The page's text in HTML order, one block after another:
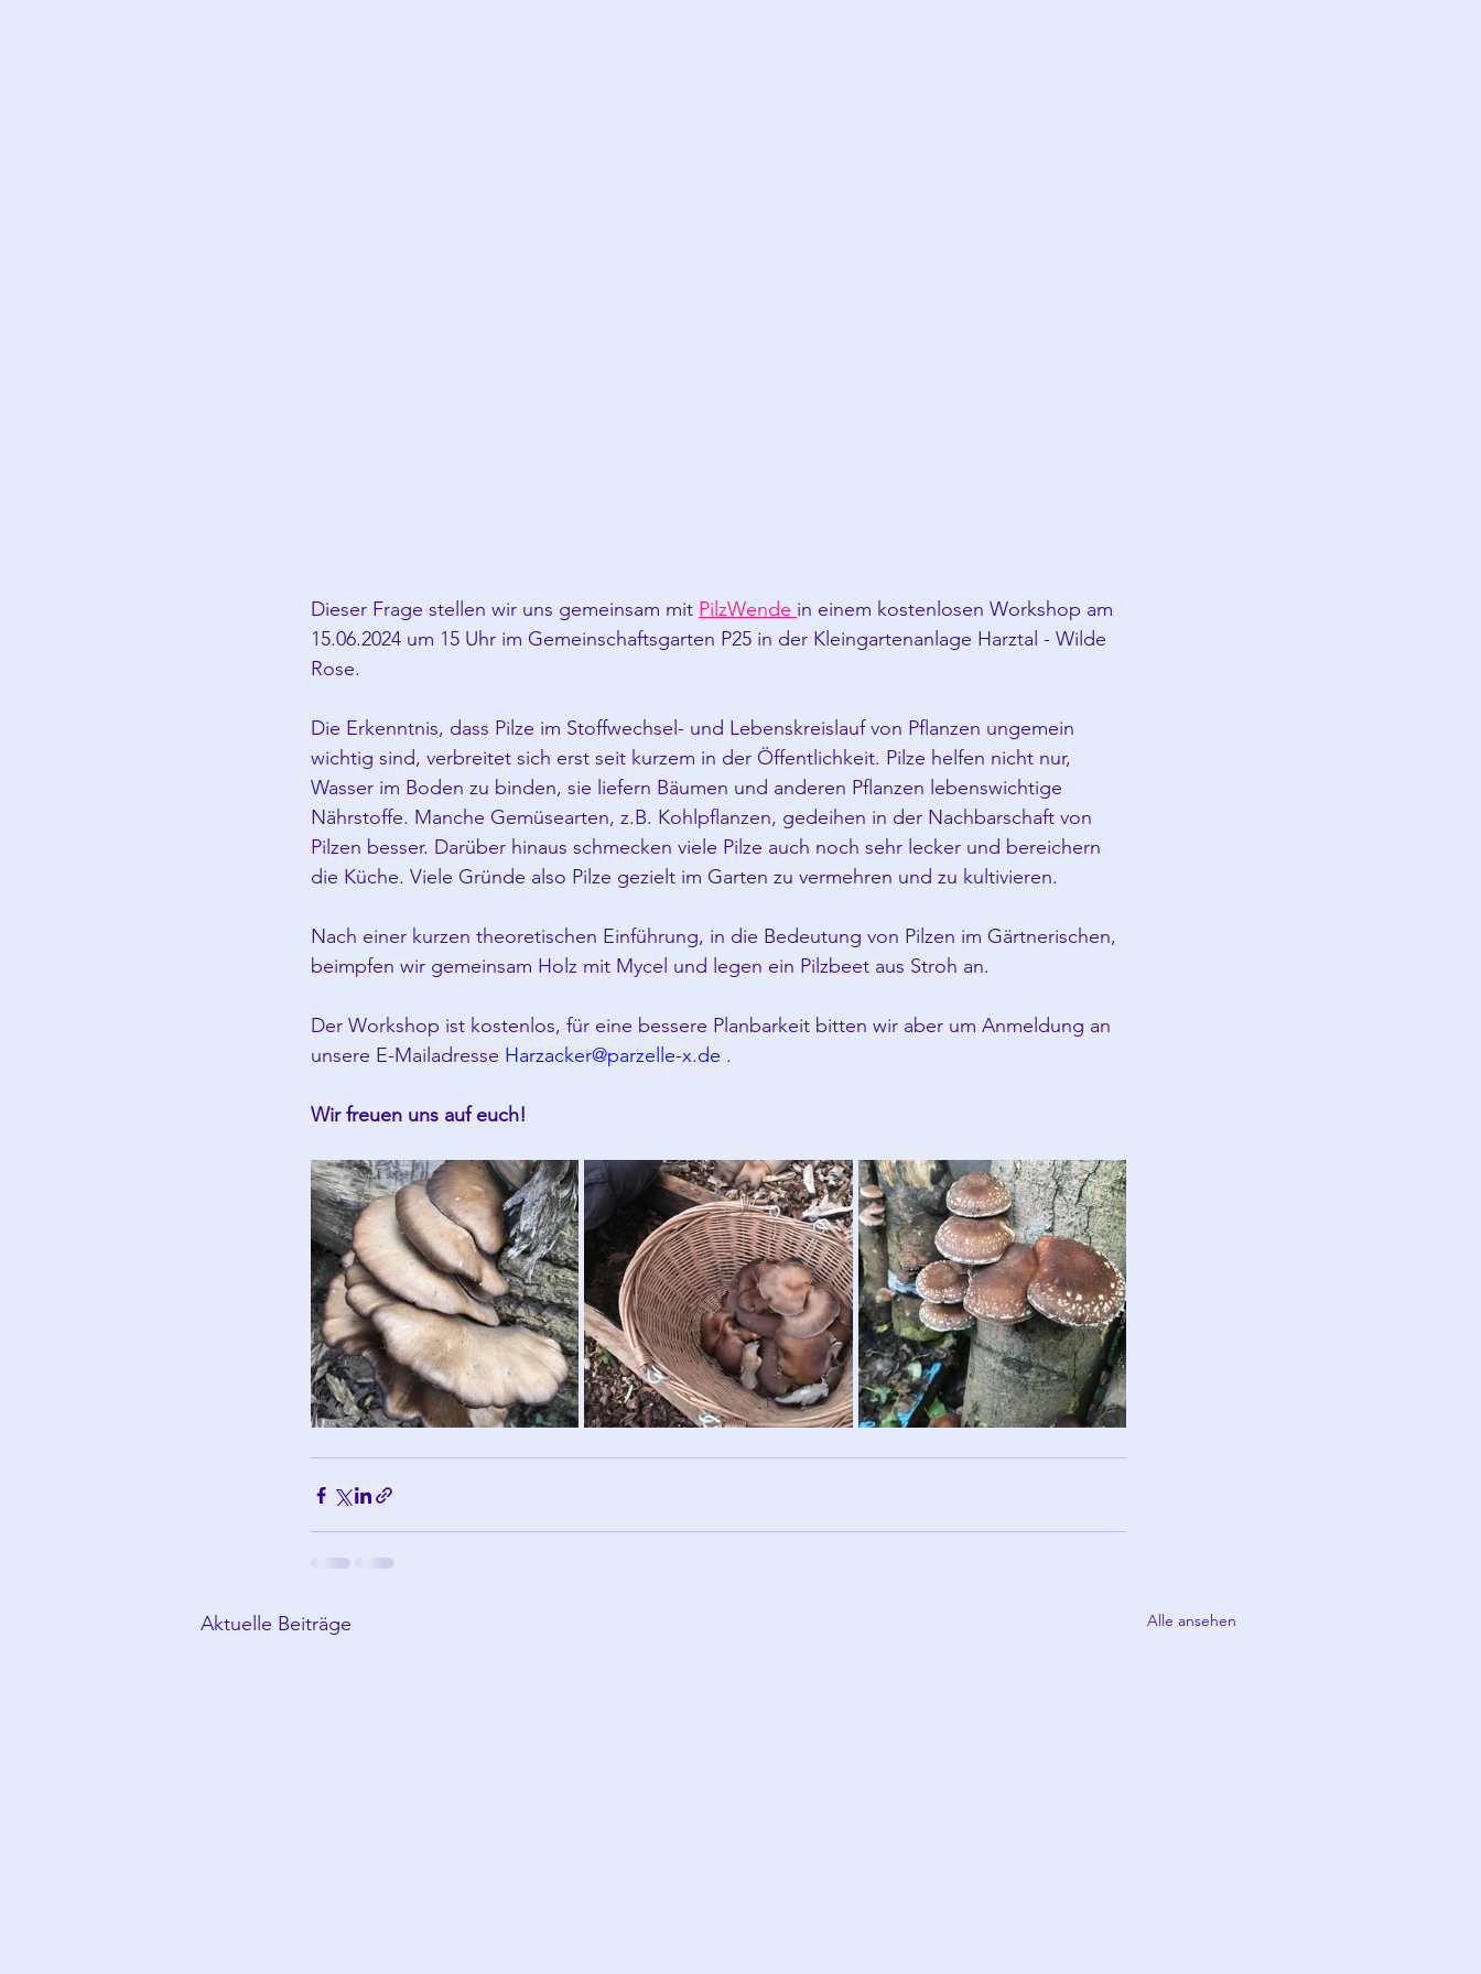
Dieser Frage stellen wir uns gemeinsam mit PilzWende in einem kostenlosen Workshop am
15.06.2024 um 15 Uhr im Gemeinschaftsgarten P25 in der Kleingartenanlage Harztal - Wilde
Rose.
Die Erkenntnis, dass Pilze im Stoffwechsel- und Lebenskreislauf von Pflanzen ungemein
wichtig sind, verbreitet sich erst seit kurzem in der Öffentlichkeit. Pilze helfen nicht nur,
Wasser im Boden zu binden, sie liefern Bäumen und anderen Pflanzen lebenswichtige
Nährstoffe. Manche Gemüsearten, z.B. Kohlpflanzen, gedeihen in der Nachbarschaft von
Pilzen besser. Darüber hinaus schmecken viele Pilze auch noch sehr lecker und bereichern
die Küche. Viele Gründe also Pilze gezielt im Garten zu vermehren und zu kultivieren.
Nach einer kurzen theoretischen Einführung, in die Bedeutung von Pilzen im Gärtnerischen,
beimpfen wir gemeinsam Holz mit Mycel und legen ein Pilzbeet aus Stroh an.
Der Workshop ist kostenlos, für eine bessere Planbarkeit bitten wir aber um Anmeldung an
unsere E-Mailadresse Harzacker@parzelle-x.de .
Wir freuen uns auf euch!
Aktuelle Beiträge Alle ansehen